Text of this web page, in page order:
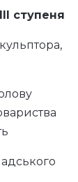
ступеня